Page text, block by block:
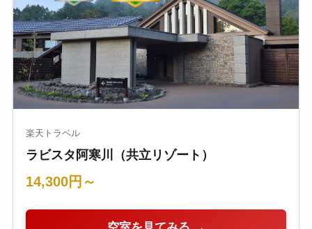
楽天トラベル
ラビスタ阿寒川（共立リゾート）
14,300円～